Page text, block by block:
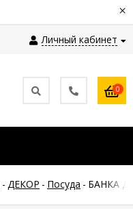
×
Личный кабинет
0
- ДЕКОР - Посуда - БАНКА